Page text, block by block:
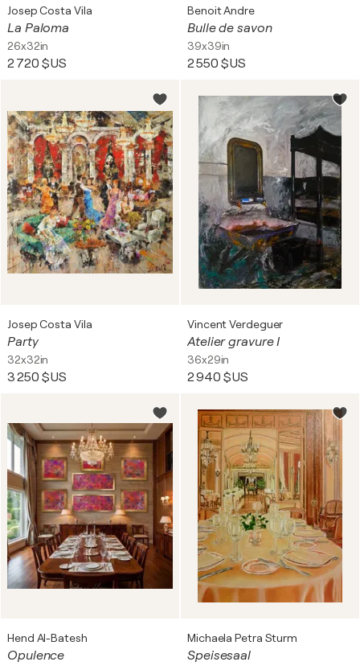
Josep Costa Vila
La Paloma
26x32in
2 720 $US
Benoit Andre
Bulle de savon
39x39in
2 550 $US
Josep Costa Vila
Party
32x32in
3 250 $US
Vincent Verdeguer
Atelier gravure I
36x29in
2 940 $US
Hend Al-Batesh
Opulence
Michaela Petra Sturm
Speisesaal